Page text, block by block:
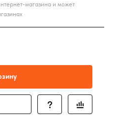
магазина и может